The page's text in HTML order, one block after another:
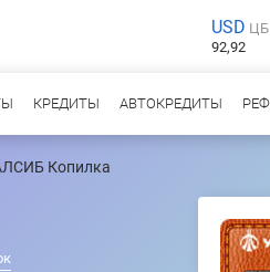
USD ЦБ
92,92
КРЕДИТЫ АВТОКРЕДИТЫ
Копилка